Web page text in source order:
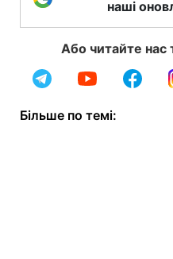
наші
Або читайте нас
Більше по темі: